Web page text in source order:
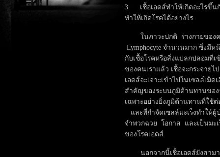
3. เชื้อเอดส์ทำให้เกิดอะไรขึ้
ทำให้เกิดโรคได้อย่างไร
ในภาวะปกติ ร่างกายของคน
Lymphocyte จำนวนมาก ซึ่งมี
กับเชื้อโรคหรือสิ่งแปลกปลอมที่เ
ของคนเราแล้ว เชื้อจะกระจายไ
เอดส์จะเจาะเข้าไปในเซลล์เ
สำคัญของระบบภูมิต้านทานของ
เฉพาะอย่างยิ่งภูมิต้านทานที่ใช้
และที่กำจัดเซลล์มะเร็งทำให้ผู้
จำพวกฉวย โอกาส และเป็นมะ
ของโรคเอดส์
นอกจากนี้เชื้อเอดส์ยังสามา